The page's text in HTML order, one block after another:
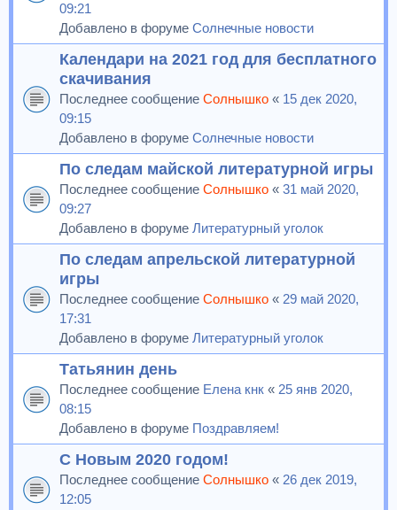
09:21
Добавлено в форуме Солнечные новости
Календари на 2021 год для бесплатного
скачивания
Последнее сообщение Солнышко « 15 дек 2020,
09:15
Добавлено в форуме Солнечные новости
По следам майской литературной игры
Последнее сообщение Солнышко « 31 май 2020,
09:27
Добавлено в форуме Литературный уголок
По следам апрельской литературной
игры
Последнее сообщение Солнышко « 29 май 2020,
17:31
Добавлено в форуме Литературный уголок
Татьянин день
Последнее сообщение Елена кнк « 25 янв 2020,
08:15
Добавлено в форуме Поздравляем!
С Новым 2020 годом!
Последнее сообщение Солнышко « 26 дек 2019,
12:05